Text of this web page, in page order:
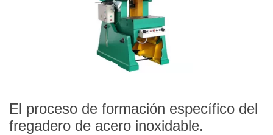
El proceso de formación específico del
fregadero de acero inoxidable.